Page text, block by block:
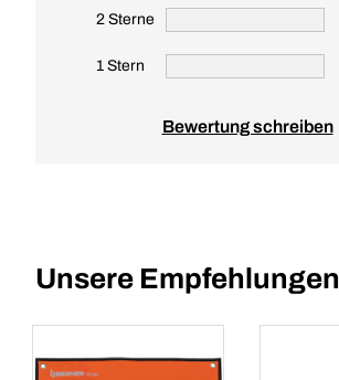
2 Sterne
1 Stern
Bewertung schreiben
Unsere Empfehlungen